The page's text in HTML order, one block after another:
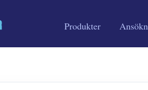
Produkter